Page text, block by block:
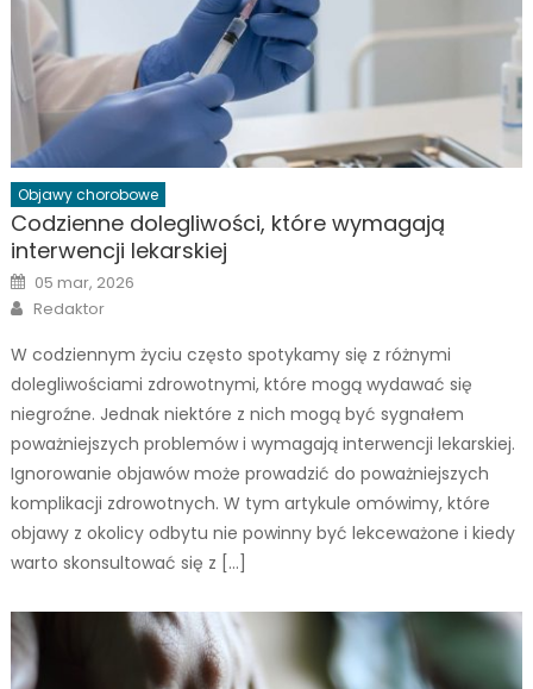
Objawy chorobowe
Codzienne dolegliwości, które wymagają
interwencji lekarskiej
Posted
on
05 mar, 2026
Author
Redaktor
W codziennym życiu często spotykamy się z różnymi
dolegliwościami zdrowotnymi, które mogą wydawać się
niegroźne. Jednak niektóre z nich mogą być sygnałem
poważniejszych problemów i wymagają interwencji lekarskiej.
Ignorowanie objawów może prowadzić do poważniejszych
komplikacji zdrowotnych. W tym artykule omówimy, które
objawy z okolicy odbytu nie powinny być lekceważone i kiedy
warto skonsultować się z […]